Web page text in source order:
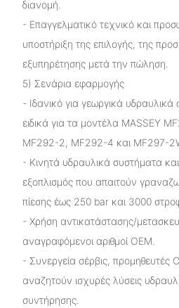
διανομή.
- Επαγγελματικό τεχνικό και
υποστήριξη της επιλογής, της
εξυπηρέτησης μετά την πώληση.
5) Σενάρια εφαρμογής
- Ιδανικό για γεωργικά
ειδικά για τα μοντέλα MASSEY
MF292-2, MF292-4 και MF297-
- Κινητά υδραυλικά συστήματα
εξοπλισμός που απαιτούν
πίεσης έως 250 bar και 3000
- Χρήση αντικατάστασης/
αναγραφόμενοι αριθμοί OEM.
- Συνεργεία σέρβις, προμηθευτές
αναζητούν ισχυρές λύσεις
συντήρησης.